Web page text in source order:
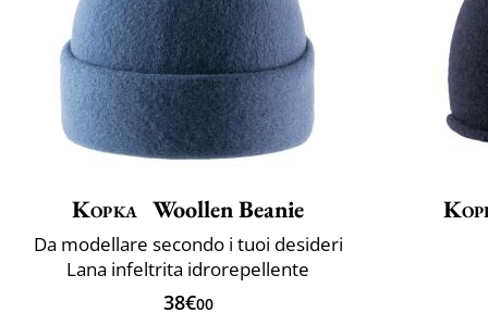
Kopka Woollen Beanie
Da modellare secondo i tuoi desideri
Lana infeltrita idrorepellente
38€00